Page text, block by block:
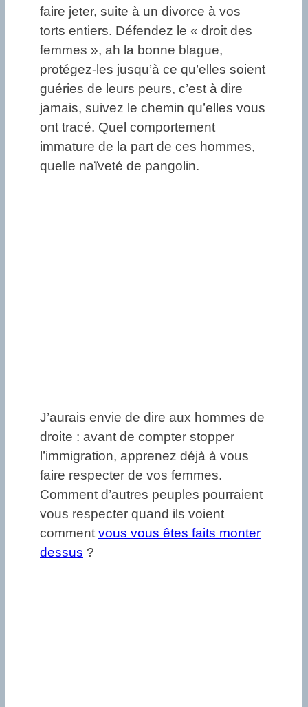
faire jeter, suite à un divorce à vos
torts entiers. Défendez le « droit des
femmes », ah la bonne blague,
protégez-les jusqu’à ce qu’elles soient
guéries de leurs peurs, c’est à dire
jamais, suivez le chemin qu’elles vous
ont tracé. Quel comportement
immature de la part de ces hommes,
quelle naïveté de pangolin.
J’aurais envie de dire aux hommes de
droite : avant de compter stopper
l’immigration, apprenez déjà à vous
faire respecter de vos femmes.
Comment d’autres peuples pourraient
vous respecter quand ils voient
comment vous vous êtes faits monter
dessus ?